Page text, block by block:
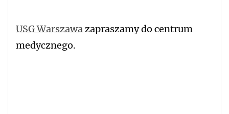
USG Warszawa zapraszamy do centrum
medycznego.